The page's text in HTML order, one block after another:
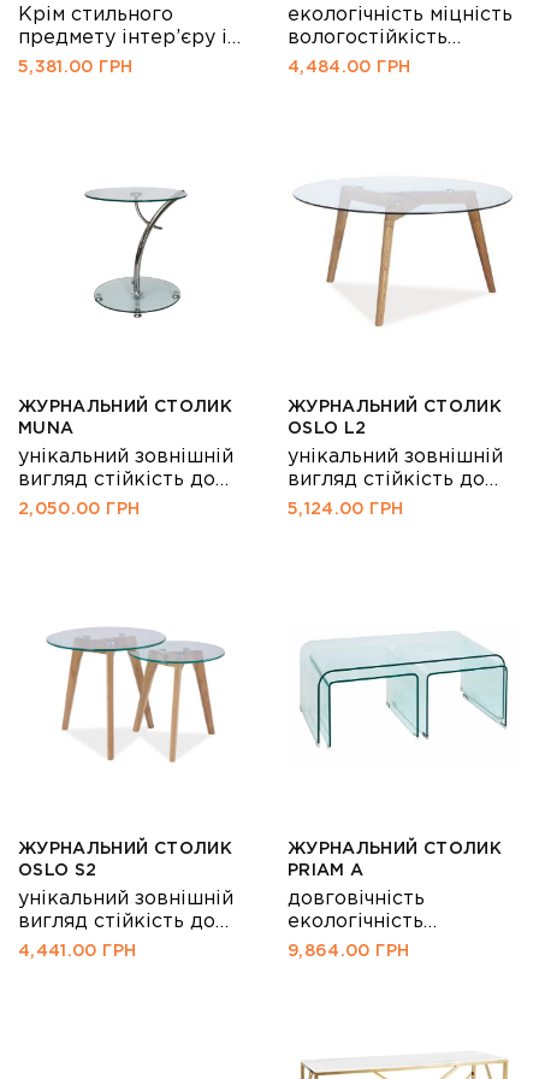
Крім стильного
предмету інтер’єру і
меблів, де лежать
чай або грають в шахи,
де можна навіть
зручно розташуватися
з книгою або
ноутбуком. Переваги
столу: строгість ліній і
Його легко
переносити, […]
5,381.00 ГРН
екологічність міцність
вологостійкість
довговічність
4,484.00 ГРН
ЖУРНАЛЬНИЙ СТОЛИК
MUNA
унікальний зовнішній
вигляд стійкість до
вологості та перепаду
2,050.00 ГРН
ЖУРНАЛЬНИЙ СТОЛИК
OSLO L2
унікальний зовнішній
вигляд стійкість до
вологості
5,124.00 ГРН
ЖУРНАЛЬНИЙ СТОЛИК
OSLO S2
унікальний зовнішній
вигляд стійкість до
вологості
4,441.00 ГРН
ЖУРНАЛЬНИЙ СТОЛИК
PRIAM А
довговічність
екологічність
тривалий термін
9,864.00 ГРН